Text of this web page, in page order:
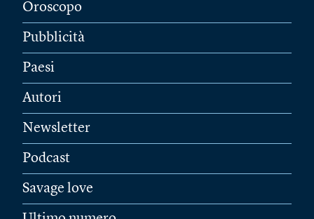
Oroscopo
Pubblicità
Paesi
Autori
Newsletter
Podcast
Savage love